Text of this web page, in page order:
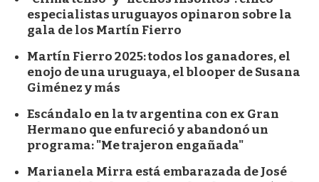
especialistas uruguayos opinaron sobre la
gala de los Martín Fierro
Martín Fierro 2025: todos los ganadores, el
enojo de una uruguaya, el blooper de Susana
Giménez y más
Escándalo en la tv argentina con ex Gran
Hermano que enfureció y abandonó un
programa: "Me trajeron engañada"
Marianela Mirra está embarazada de José